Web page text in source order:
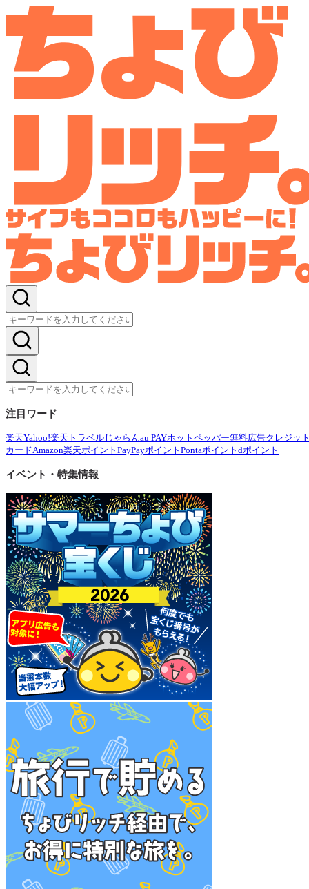
注目ワード
楽天Yahoo!楽天トラベル じゃらんau PAYホットペッパー無料広告クレジッ
カードAmazon楽天ポイント PayPayポイント Pontaポイント dポイント
イベント・特集情報